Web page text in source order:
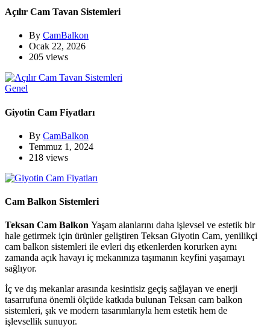
Açılır Cam Tavan Sistemleri
By CamBalkon
Ocak 22, 2026
205 views
Genel
Giyotin Cam Fiyatları
By CamBalkon
Temmuz 1, 2024
218 views
Cam Balkon Sistemleri
Teksan Cam Balkon Yaşam alanlarını daha işlevsel ve estetik bir
hale getirmek için ürünler geliştiren Teksan Giyotin Cam, yenilikçi
cam balkon sistemleri ile evleri dış etkenlerden korurken aynı
zamanda açık havayı iç mekanınıza taşımanın keyfini yaşamayı
sağlıyor.
İç ve dış mekanlar arasında kesintisiz geçiş sağlayan ve enerji
tasarrufuna önemli ölçüde katkıda bulunan Teksan cam balkon
sistemleri, şık ve modern tasarımlarıyla hem estetik hem de
işlevsellik sunuyor.